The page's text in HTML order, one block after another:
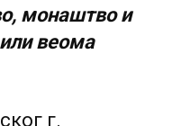
монаштво и
веома
г.